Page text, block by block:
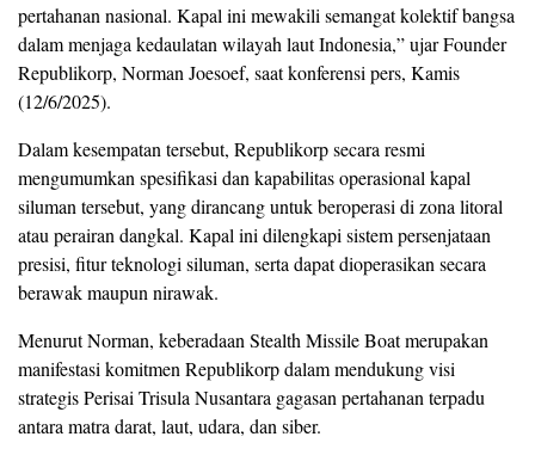
pertahanan nasional. Kapal ini mewakili semangat kolektif bangsa
dalam menjaga kedaulatan wilayah laut Indonesia,” ujar Founder
Republikorp, Norman Joesoef, saat konferensi pers, Kamis
(12/6/2025).
Dalam kesempatan tersebut, Republikorp secara resmi
mengumumkan spesifikasi dan kapabilitas operasional kapal
siluman tersebut, yang dirancang untuk beroperasi di zona litoral
atau perairan dangkal. Kapal ini dilengkapi sistem persenjataan
presisi, fitur teknologi siluman, serta dapat dioperasikan secara
berawak maupun nirawak.
Menurut Norman, keberadaan Stealth Missile Boat merupakan
manifestasi komitmen Republikorp dalam mendukung visi
strategis Perisai Trisula Nusantara gagasan pertahanan terpadu
antara matra darat, laut, udara, dan siber.